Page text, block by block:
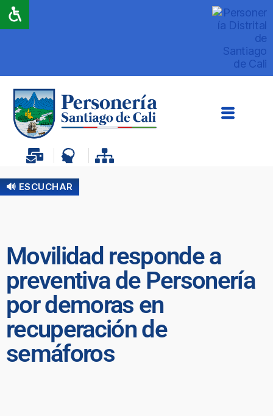
🔊 ESCUCHAR
Movilidad responde a
preventiva de Personería
por demoras en
recuperación de
semáforos